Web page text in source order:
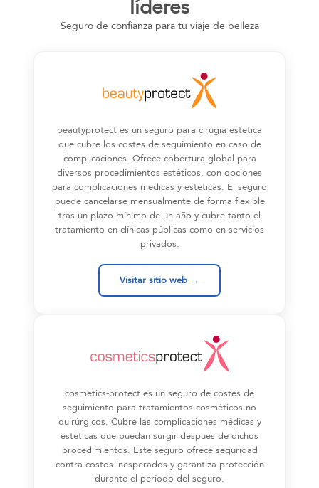
líderes
Seguro de confianza para tu viaje de belleza
beautyprotect es un seguro para cirugía estética
que cubre los costes de seguimiento en caso de
complicaciones. Ofrece cobertura global para
diversos procedimientos estéticos, con opciones
para complicaciones médicas y estéticas. El seguro
puede cancelarse mensualmente de forma flexible
tras un plazo mínimo de un año y cubre tanto el
tratamiento en clínicas públicas como en servicios
privados.
Visitar sitio web →
cosmetics-protect es un seguro de costes de
seguimiento para tratamientos cosméticos no
quirúrgicos. Cubre las complicaciones médicas y
estéticas que puedan surgir después de dichos
procedimientos. Este seguro ofrece seguridad
contra costos inesperados y garantiza protección
durante el período del seguro.